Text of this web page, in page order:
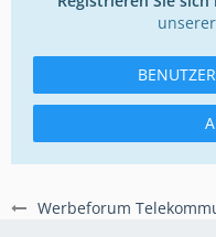
Werbeforum